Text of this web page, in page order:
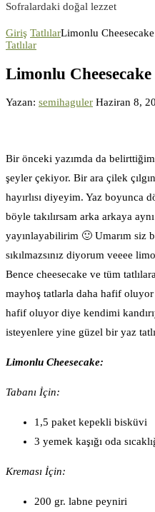
Sofralardaki doğal lezzet
Giriş TatlılarLimonlu Cheesecake
Tatlılar
Limonlu Cheesecake
Yazan: semihaguler Haziran 8,
Bir önceki yazımda da
şeyler çekiyor. Bir ara çilek
hayırlısı diyeyim. Yaz boyunca
böyle takılırsam arka arkaya
yayınlayabilirim 🙂 Umarım siz
sıkılmazsınız diyorum veeee
Bence cheesecake ve tüm
mayhoş tatlarla daha hafif
hafif oluyor diye kendimi
isteyenlere yine güzel bir yaz
Limonlu Cheesecake:
Tabanı İçin:
1,5 paket kepekli bisküvi
3 yemek kaşığı oda
Kreması İçin:
200 gr. labne peyniri